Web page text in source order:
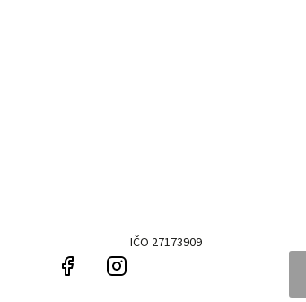
IČO 27173909
Facebook